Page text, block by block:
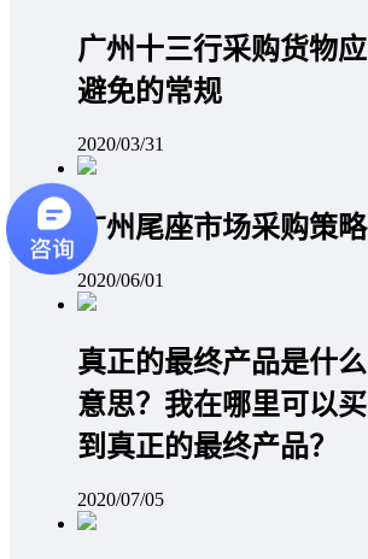
广州十三行采购货物应
避免的常规
2020/03/31
广州尾座市场采购策略
2020/06/01
真正的最终产品是什么
意思？我在哪里可以买
到真正的最终产品？
2020/07/05